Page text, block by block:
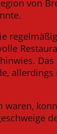
von
waren,